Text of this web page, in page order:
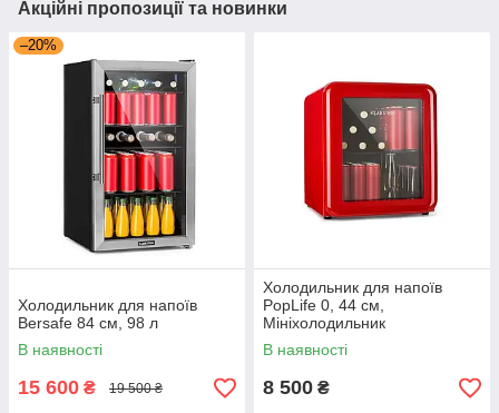
Акційні пропозиції та новинки
–20%
Холодильник для напоїв
Bersafe 84 см, 98 л
В наявності
15 600 ₴ 19 500 ₴
Холодильник для напоїв
PopLife 0, 44 см,
Мініхолодильник
В наявності
8 500 ₴